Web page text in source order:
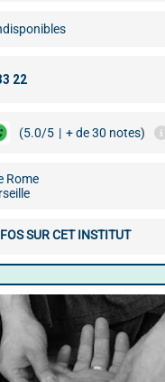
(5.0/5 | + de 30 notes)
Rome
SUR CET INSTITUT